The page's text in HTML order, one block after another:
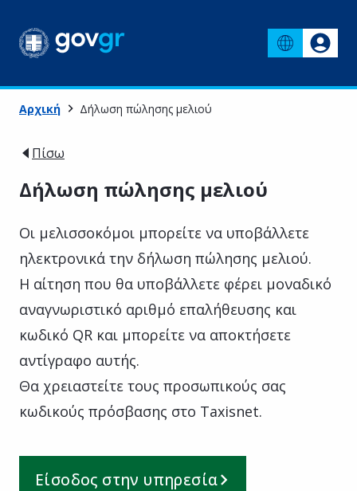
Αρχική Δήλωση πώλησης μελιού
Πίσω
Δήλωση πώλησης μελιού
Οι μελισσοκόμοι μπορείτε να υποβάλλετε
ηλεκτρονικά την δήλωση πώλησης μελιού.
Η αίτηση που θα υποβάλλετε φέρει μοναδικό
αναγνωριστικό αριθμό επαλήθευσης και
κωδικό QR και μπορείτε να αποκτήσετε
αντίγραφο αυτής.
Θα χρειαστείτε τους προσωπικούς σας
κωδικούς πρόσβασης στο Taxisnet.
Είσοδος στην υπηρεσία